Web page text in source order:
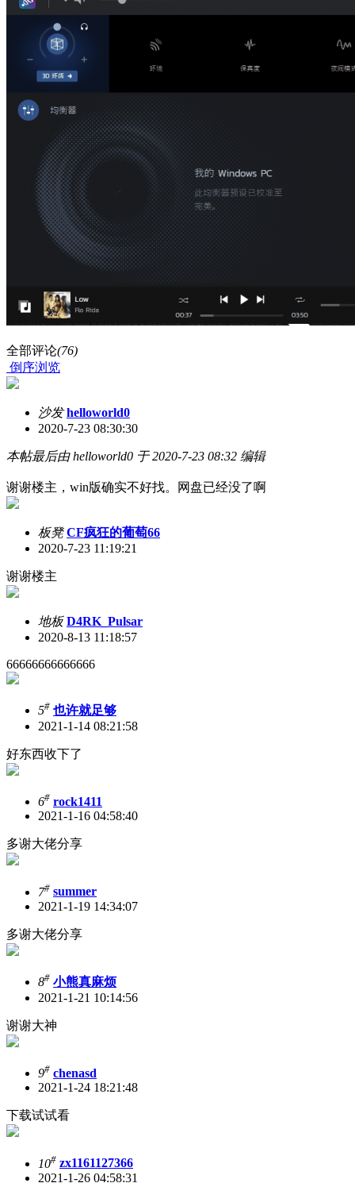
全部评论(76)
倒序浏览
沙发 helloworld0
2020-7-23 08:30:30
本帖最后由 helloworld0 于 2020-7-23 08:32 编辑
谢谢楼主，win版确实不好找。网盘已经没了啊
板凳 CF疯狂的葡萄66
2020-7-23 11:19:21
谢谢楼主
地板 D4RK_Pulsar
2020-8-13 11:18:57
66666666666666
5# 也许就足够
2021-1-14 08:21:58
好东西收下了
6# rock1411
2021-1-16 04:58:40
多谢大佬分享
7# summer
2021-1-19 14:34:07
多谢大佬分享
8# 小熊真麻烦
2021-1-21 10:14:56
谢谢大神
9# chenasd
2021-1-24 18:21:48
下载试试看
10# zx1161127366
2021-1-26 04:58:31